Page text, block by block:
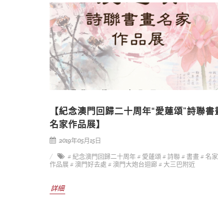
【紀念澳門回歸二十周年“愛蓮頌”詩聯書
名家作品展】
2019年05月15日
# 紀念澳門回歸二十周年# 愛蓮頌# 詩聯 # 書畫# 名家
作品展# 澳門好去處 # 澳門大炮台迴廊# 大三巴附近
詳細